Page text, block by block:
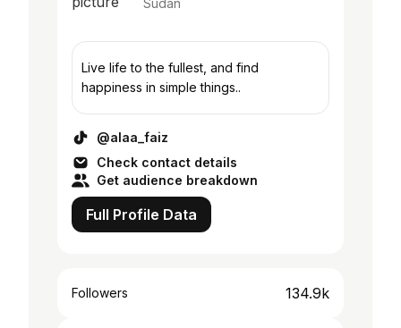
Sudan
Live life to the fullest, and find
happiness in simple things..
@alaa_faiz
Check contact details
Get audience breakdown
Full Profile Data
Followers 134.9k